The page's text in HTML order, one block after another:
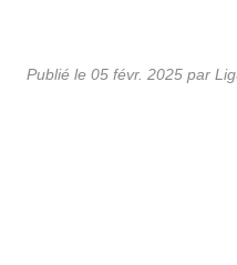
Publié le 05 févr. 2025 par